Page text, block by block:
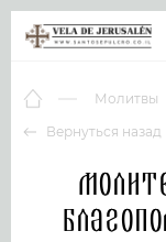
Виртуальные туры
Вернуться назад
Молитвы